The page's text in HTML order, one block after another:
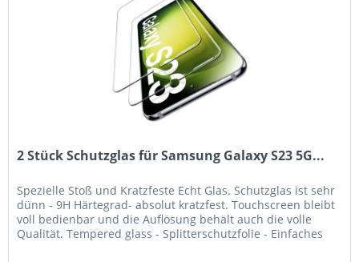
2 Stück Schutzglas für Samsung Galaxy S23 5G...
Spezielle Stoß und Kratzfeste Echt Glas. Schutzglas ist sehr
dünn - 9H Härtegrad- absolut kratzfest. Touchscreen bleibt
voll bedienbar und die Auflösung behält auch die volle
Qualität. Tempered glass - Splitterschutzfolie - Einfaches